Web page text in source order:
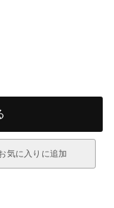
気に入りに追加